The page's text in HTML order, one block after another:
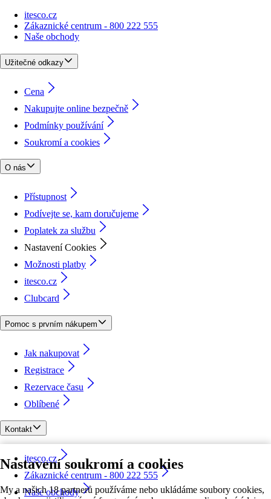
Nastavení soukromí a cookies
My a našich 18 partnerů používáme nebo ukládáme soubory cookies,
itesco.cz
Zákaznické centrum - 800 222 555
Naše obchody
Užitečné odkazy
Cena
Nakupujte online bezpečně
Podmínky používání
Soukromí a cookies
O nás
Přístupnost
Podívejte se, kam doručujeme
Poplatek za službu
Nastavení Cookies
Možnosti platby
itesco.cz
Clubcard
Pomoc s prvním nákupem
Jak nakupovat
Registrace
Rezervace času
Oblíbené
Kontakt
itesco.cz
Zákaznické centrum - 800 222 555
Naše obchody